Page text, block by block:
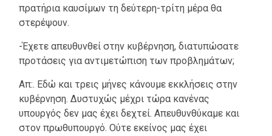
πρατήρια καυσίμων τη δεύτερη-τρίτη μέρα θα
στερέψουν.
-Έχετε απευθυνθεί στην κυβέρνηση, διατυπώσατε
προτάσεις για αντιμετώπιση των προβλημάτων;
Απ:. Εδώ και τρεις μήνες κάνουμε εκκλήσεις στην
κυβέρνηση. Δυστυχώς μέχρι τώρα κανένας
υπουργός δεν μας έχει δεχτεί. Απευθυνθύκαμε και
στον πρωθυπουργό. Ούτε εκείνος μας έχει